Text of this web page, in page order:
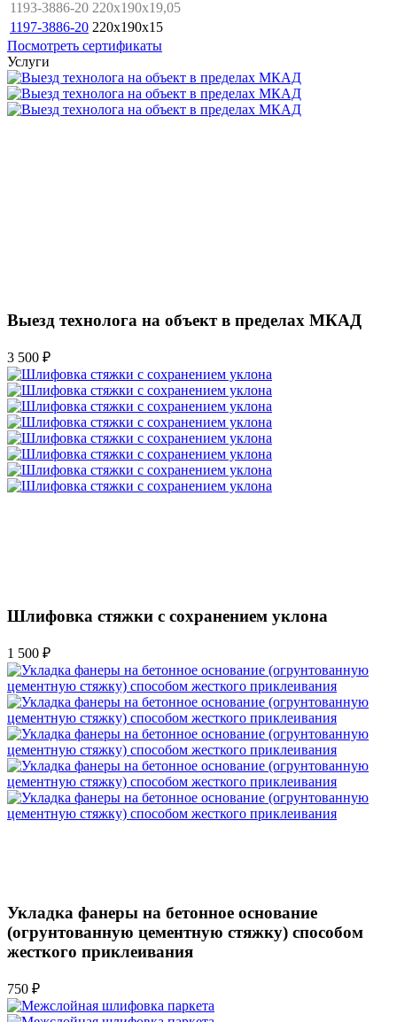
1193-3886-20 220x190x19,05
1197-3886-20 220x190x15
Посмотреть сертификаты
Услуги
Выезд технолога на объект в пределах МКАД
3 500 ₽
Шлифовка стяжки с сохранением уклона
1 500 ₽
Укладка фанеры на бетонное основание
(огрунтованную цементную стяжку) способом
жесткого приклеивания
750 ₽